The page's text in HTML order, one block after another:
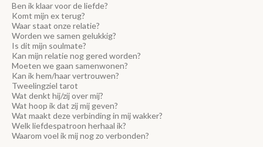
Ben ik klaar voor de liefde?
Komt mijn ex terug?
Waar staat onze relatie?
Worden we samen gelukkig?
Is dit mijn soulmate?
Kan mijn relatie nog gered worden?
Moeten we gaan samenwonen?
Kan ik hem/haar vertrouwen?
Tweelingziel tarot
Wat denkt hij/zij over mij?
Wat hoop ik dat zij mij geven?
Wat maakt deze verbinding in mij wakker?
Welk liefdespatroon herhaal ik?
Waarom voel ik mij nog zo verbonden?